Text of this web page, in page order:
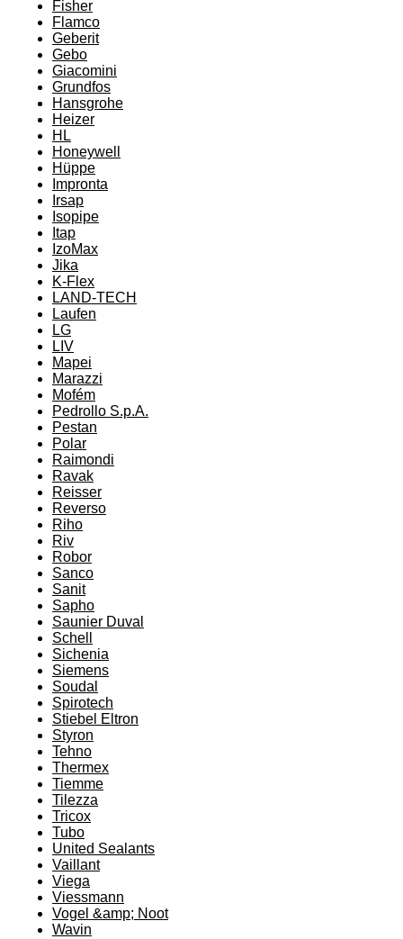
Fisher
Flamco
Geberit
Gebo
Giacomini
Grundfos
Hansgrohe
Heizer
HL
Honeywell
Hüppe
Impronta
Irsap
Isopipe
Itap
IzoMax
Jika
K-Flex
LAND-TECH
Laufen
LG
LIV
Mapei
Marazzi
Mofém
Pedrollo S.p.A.
Pestan
Polar
Raimondi
Ravak
Reisser
Reverso
Riho
Riv
Robor
Sanco
Sanit
Sapho
Saunier Duval
Schell
Sichenia
Siemens
Soudal
Spirotech
Stiebel Eltron
Styron
Tehno
Thermex
Tiemme
Tilezza
Tricox
Tubo
United Sealants
Vaillant
Viega
Viessmann
Vogel &amp; Noot
Wavin